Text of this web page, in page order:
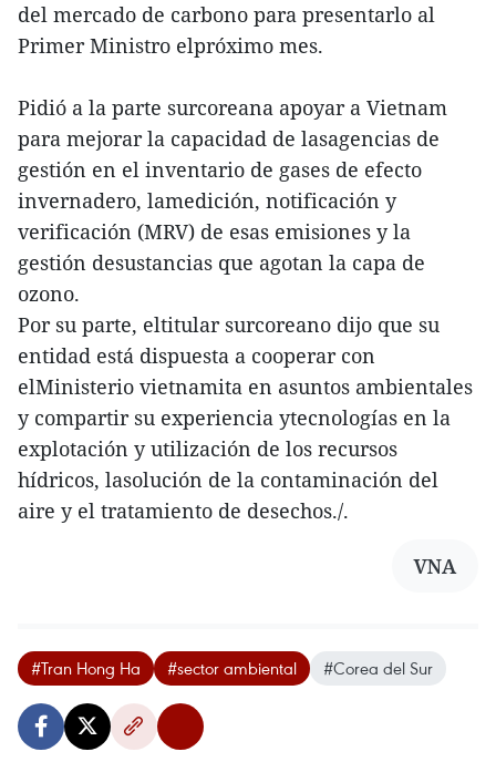
del mercado de carbono para presentarlo al
Primer Ministro elpróximo mes.
Pidió a la parte surcoreana apoyar a Vietnam
para mejorar la capacidad de lasagencias de
gestión en el inventario de gases de efecto
invernadero, lamedición, notificación y
verificación (MRV) de esas emisiones y la
gestión desustancias que agotan la capa de
ozono.
Por su parte, eltitular surcoreano dijo que su
entidad está dispuesta a cooperar con
elMinisterio vietnamita en asuntos ambientales
y compartir su experiencia ytecnologías en la
explotación y utilización de los recursos
hídricos, lasolución de la contaminación del
aire y el tratamiento de desechos./.
VNA
#Tran Hong Ha #sector ambiental #Corea del Sur